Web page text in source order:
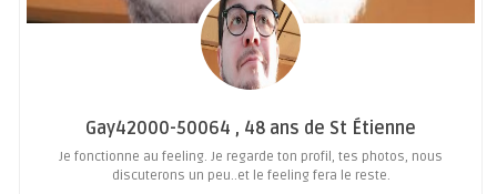
Gay42000-50064 , 48 ans de St Étienne
Je fonctionne au feeling. Je regarde ton profil, tes photos, nous
discuterons un peu..et le feeling fera le reste.